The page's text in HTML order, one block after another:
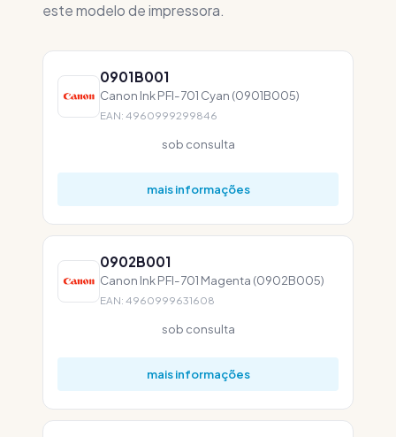
este modelo de impressora.
0901B001
Canon Ink PFI-701 Cyan (0901B005)
EAN: 4960999299846
sob consulta
mais informações
0902B001
Canon Ink PFI-701 Magenta (0902B005)
EAN: 4960999631608
sob consulta
mais informações